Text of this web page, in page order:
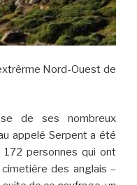
Nord-Ouest de
de ses nombreux
appelé Serpent a été
personnes qui ont
des anglais –